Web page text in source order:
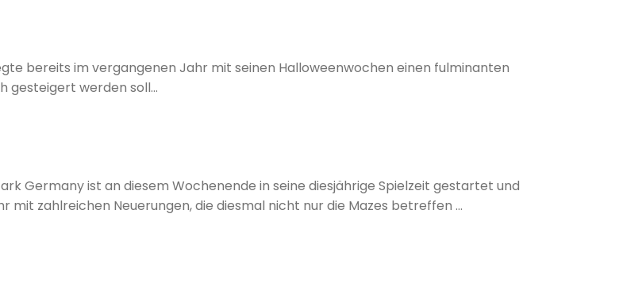
bereits im vergangenen Jahr mit seinen Halloweenwochen einen fulminanten
gesteigert werden soll...
Germany ist an diesem Wochenende in seine diesjährige Spielzeit gestartet und
mit zahlreichen Neuerungen, die diesmal nicht nur die Mazes betreffen ...